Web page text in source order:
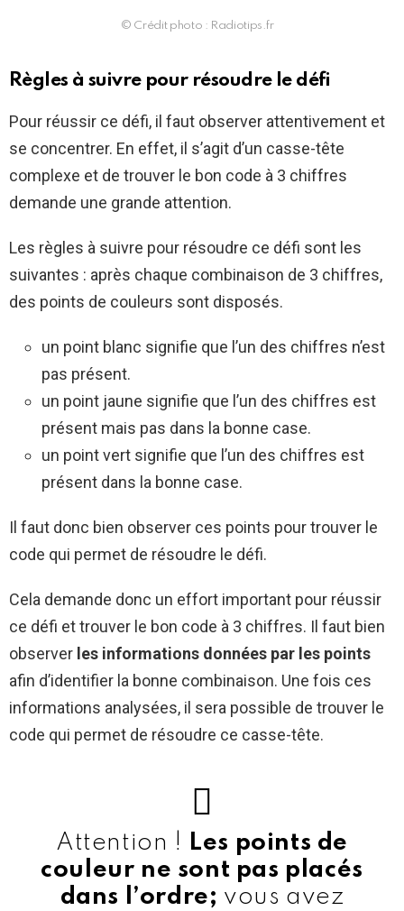
© Crédit photo : Radiotips.fr
Règles à suivre pour résoudre le défi
Pour réussir ce défi, il faut observer attentivement et
se concentrer. En effet, il s’agit d’un casse-tête
complexe et de trouver le bon code à 3 chiffres
demande une grande attention.
Les règles à suivre pour résoudre ce défi sont les
suivantes : après chaque combinaison de 3 chiffres,
des points de couleurs sont disposés.
un point blanc signifie que l’un des chiffres n’est
pas présent.
un point jaune signifie que l’un des chiffres est
présent mais pas dans la bonne case.
un point vert signifie que l’un des chiffres est
présent dans la bonne case.
Il faut donc bien observer ces points pour trouver le
code qui permet de résoudre le défi.
Cela demande donc un effort important pour réussir
ce défi et trouver le bon code à 3 chiffres. Il faut bien
observer les informations données par les points
afin d’identifier la bonne combinaison. Une fois ces
informations analysées, il sera possible de trouver le
code qui permet de résoudre ce casse-tête.
Attention ! Les points de
couleur ne sont pas placés
dans l’ordre; vous avez